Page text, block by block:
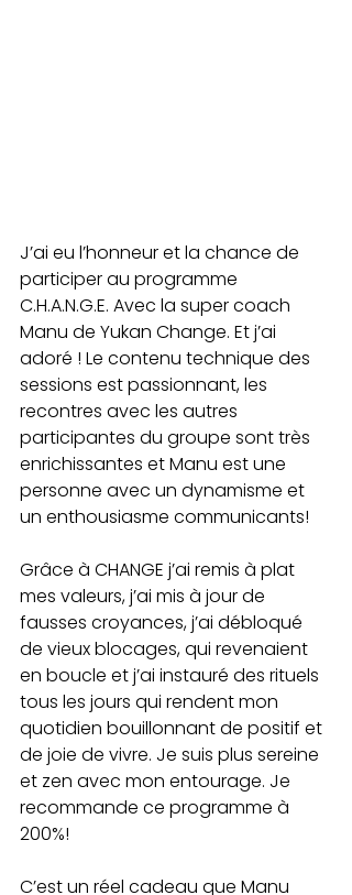
J’ai eu l’honneur et la chance de
participer au programme
C.H.A.N.G.E. Avec la super coach
Manu de Yukan Change. Et j’ai
adoré ! Le contenu technique des
sessions est passionnant, les
recontres avec les autres
participantes du groupe sont très
enrichissantes et Manu est une
personne avec un dynamisme et
un enthousiasme communicants!
Grâce à CHANGE j’ai remis à plat
mes valeurs, j’ai mis à jour de
fausses croyances, j’ai débloqué
de vieux blocages, qui revenaient
en boucle et j’ai instauré des rituels
tous les jours qui rendent mon
quotidien bouillonnant de positif et
de joie de vivre. Je suis plus sereine
et zen avec mon entourage. Je
recommande ce programme à
200%!
C’est un réel cadeau que Manu